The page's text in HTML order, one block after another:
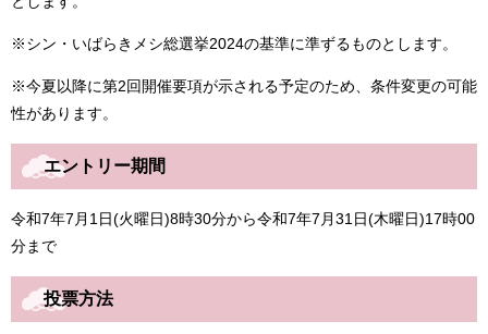
※シン・いばらきメシ総選挙2024の基準に準ずるものとします。
※今夏以降に第2回開催要項が示される予定のため、条件変更の可能
性があります。
エントリー期間
令和7年7月1日(火曜日)8時30分から令和7年7月31日(木曜日)17時00
分まで
投票方法